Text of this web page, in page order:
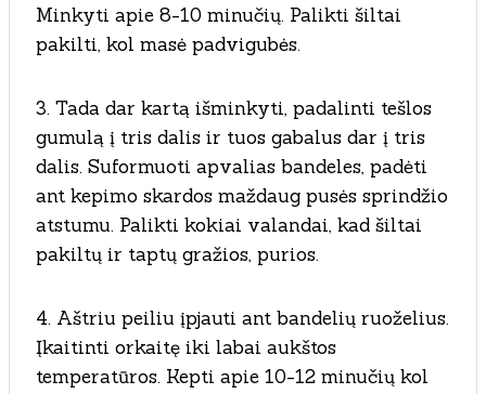
Minkyti apie 8-10 minučių. Palikti šiltai
pakilti, kol masė padvigubės.
3. Tada dar kartą išminkyti, padalinti tešlos
gumulą į tris dalis ir tuos gabalus dar į tris
dalis. Suformuoti apvalias bandeles, padėti
ant kepimo skardos maždaug pusės sprindžio
atstumu. Palikti kokiai valandai, kad šiltai
pakiltų ir taptų gražios, purios.
4. Aštriu peiliu įpjauti ant bandelių ruoželius.
Įkaitinti orkaitę iki labai aukštos
temperatūros. Kepti apie 10-12 minučių kol